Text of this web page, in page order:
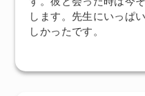
します。先生にいっぱ
しかったです。